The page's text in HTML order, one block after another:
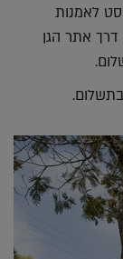
לאמנות
דרך אתר הגן